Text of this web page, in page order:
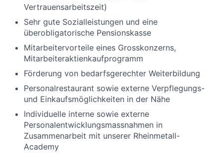
Vertrauensarbeitszeit)
Sehr gute Sozialleistungen und eine
überobligatorische Pensionskasse
Mitarbeitervorteile eines Grosskonzerns,
Mitarbeiteraktienkaufprogramm
Förderung von bedarfsgerechter Weiterbildung
Personalrestaurant sowie externe Verpflegungs-
und Einkaufsmöglichkeiten in der Nähe
Individuelle interne sowie externe
Personalentwicklungsmassnahmen in
Zusammenarbeit mit unserer Rheinmetall-
Academy